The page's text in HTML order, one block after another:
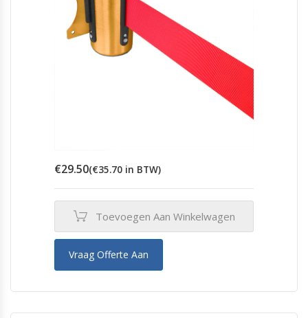
€29.50(€35.70 in BTW)
Toevoegen Aan Winkelwagen
Vraag Offerte Aan